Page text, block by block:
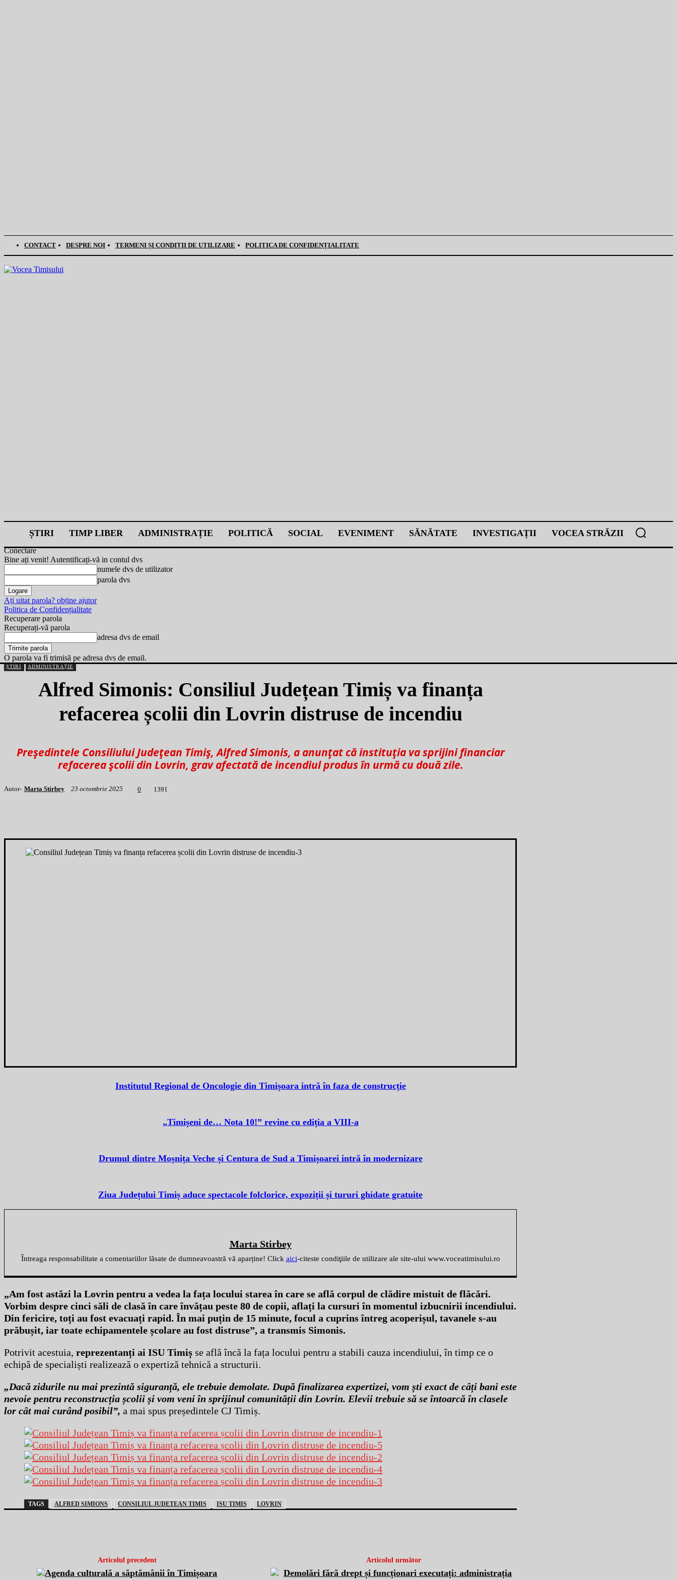
CONTACT DESPRE NOI TERMENI ȘI CONDIȚII DE UTILIZARE POLITICA DE CONFIDENȚIALITATE
ȘTIRI TIMP LIBER ADMINISTRAȚIE POLITICĂ SOCIAL EVENIMENT SĂNĂTATE INVESTIGAȚII VOCEA STRĂZII
Conectare
Bine ați venit! Autentificați-vă in contul dvs
numele dvs de utilizator
parola dvs
Ați uitat parola? obține ajutor
Politica de Confidențialitate
Recuperare parola
Recuperați-vă parola
adresa dvs de email
O parola va fi trimisă pe adresa dvs de email.
ȘTIRI ADMINISTRAȚIE
Alfred Simonis: Consiliul Județean Timiș va finanța
refacerea școlii din Lovrin distruse de incendiu
Președintele Consiliului Județean Timiș, Alfred Simonis, a anunțat că instituția va sprijini financiar
refacerea școlii din Lovrin, grav afectată de incendiul produs în urmă cu două zile.
Autor- Marta Stirbey 23 octombrie 2025 0 1 391
Institutul Regional de Oncologie din Timișoara intră în faza de construcție
„Timișeni de… Nota 10!” revine cu ediția a VIII-a
Drumul dintre Moșnița Veche și Centura de Sud a Timișoarei intră în modernizare
Ziua Județului Timiș aduce spectacole folclorice, expoziții și tururi ghidate gratuite
Marta Stirbey
Întreaga responsabilitate a comentariilor lăsate de dumneavoastră vă aparține! Click aici-citeste condiţiile de utilizare ale site-ului www.voceatimisului.ro
„Am fost astăzi la Lovrin pentru a vedea la fața locului starea în care se află corpul de clădire mistuit de flăcări.
Vorbim despre cinci săli de clasă în care învățau peste 80 de copii, aflați la cursuri în momentul izbucnirii incendiului.
Din fericire, toți au fost evacuați rapid. În mai puțin de 15 minute, focul a cuprins întreg acoperișul, tavanele s-au
prăbușit, iar toate echipamentele școlare au fost distruse”, a transmis Simonis.
Potrivit acestuia, reprezentanți ai ISU Timiș se află încă la fața locului pentru a stabili cauza incendiului, în timp ce o
echipă de specialiști realizează o expertiză tehnică a structurii.
„Dacă zidurile nu mai prezintă siguranță, ele trebuie demolate. După finalizarea expertizei, vom ști exact de câți bani este
nevoie pentru reconstrucția școlii și vom veni în sprijinul comunității din Lovrin. Elevii trebuie să se întoarcă în clasele
lor cât mai curând posibil”, a mai spus președintele CJ Timiș.
TAGS ALFRED SIMIONS CONSILIUL JUDETEAN TIMIS ISU TIMIS LOVRIN
Articolul precedent Articolul următor